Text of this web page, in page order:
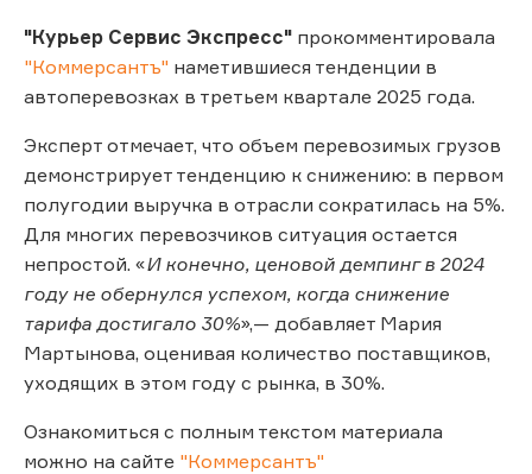
"Курьер Сервис Экспресс" прокомментировала
"Коммерсантъ" наметившиеся тенденции в
автоперевозках в третьем квартале 2025 года.
Эксперт отмечает, что объем перевозимых грузов
демонстрирует тенденцию к снижению: в первом
полугодии выручка в отрасли сократилась на 5%.
Для многих перевозчиков ситуация остается
непростой. «И конечно, ценовой демпинг в 2024
году не обернулся успехом, когда снижение
тарифа достигало 30%»,— добавляет Мария
Мартынова, оценивая количество поставщиков,
уходящих в этом году с рынка, в 30%.
Ознакомиться с полным текстом материала
можно на сайте "Коммерсантъ"